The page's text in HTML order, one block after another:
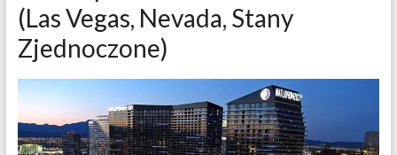
(Las Vegas, Nevada, Stany
Zjednoczone)